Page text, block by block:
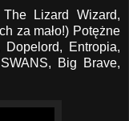
Lizard Wizard,
za mało!) Potężne
Dopelord, Entropia,
Big Brave,